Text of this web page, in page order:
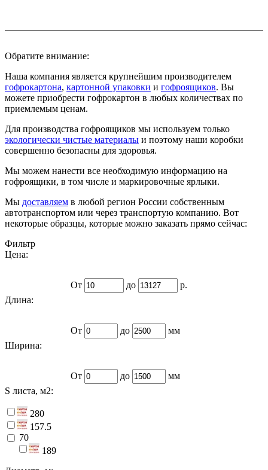
Обратите внимание:
Наша компания является крупнейшим производителем
гофрокартона, картонной упаковки и гофроящиков. Вы
можете приобрести гофрокартон в любых количествах по
приемлемым ценам.
Для производства гофроящиков мы используем только
экологически чистые материалы и поэтому наши коробки
совершенно безопасны для здоровья.
Мы можем нанести все необходимую информацию на
гофроящики, в том числе и маркировочные ярлыки.
Мы доставляем в любой регион России собственным
автотранспортом или через транспортую компанию. Вот
некоторые образцы, которые можно заказать прямо сейчас:
Фильтр
Цена:
От до
р.
Длина:
От до
мм
Ширина:
От до
мм
S листа, м2:
280
157.5
70
189